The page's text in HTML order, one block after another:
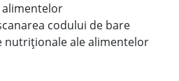
alimentelor
codului de bare
nutriționale ale alimentelor